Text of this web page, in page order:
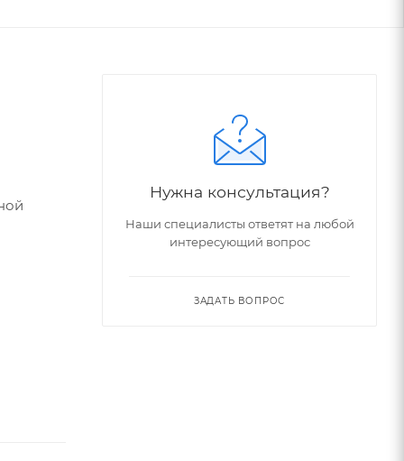
Нужна консультация?
Наши специалисты ответят на любой
интересующий вопрос
ЗАДАТЬ ВОПРОС